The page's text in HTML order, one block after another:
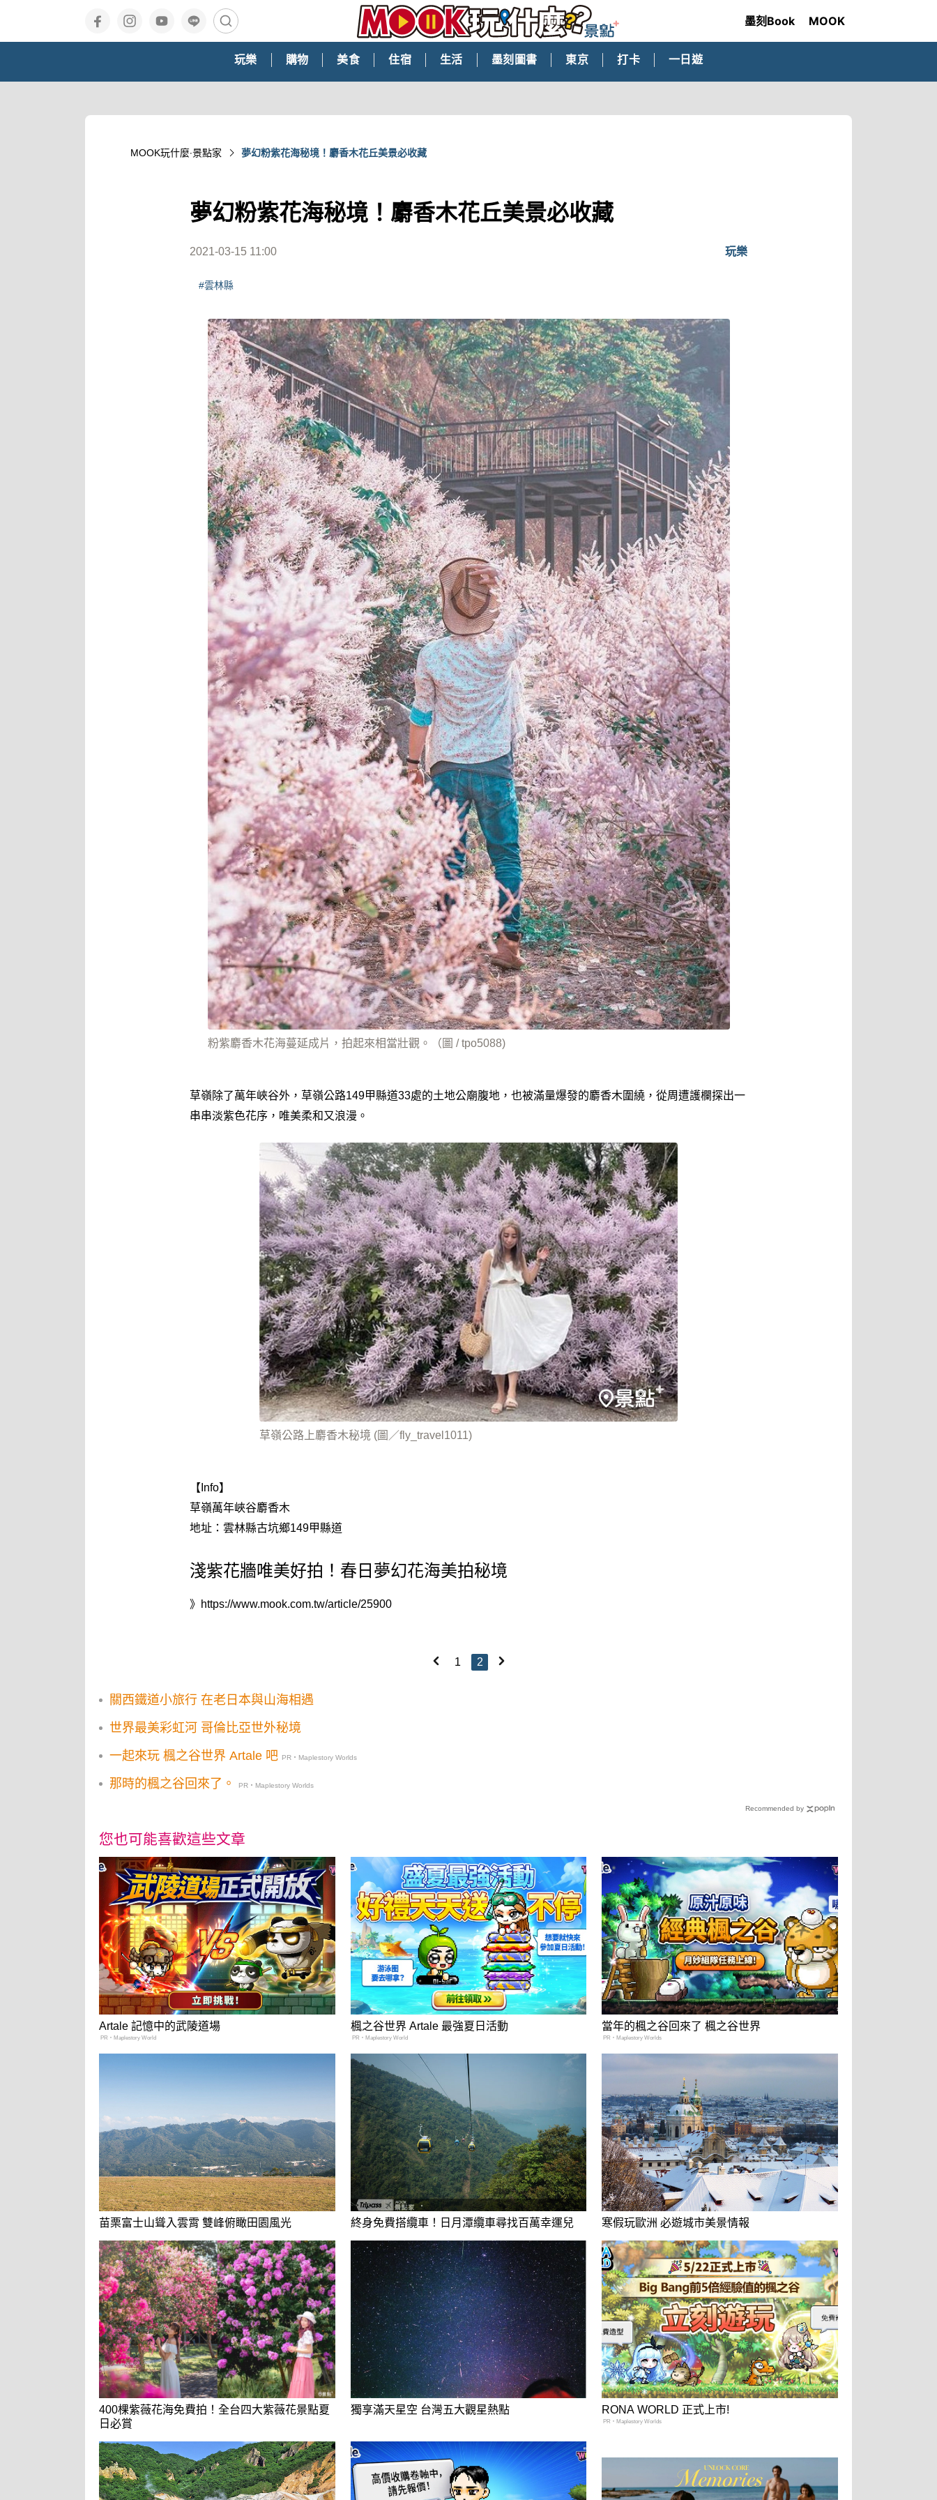
墨刻Book MOOK
玩樂 購物 美食 住宿 生活 墨刻圖書 東京 打卡 一日遊
MOOK玩什麼‧景點家 夢幻粉紫花海秘境！麝香木花丘美景必收藏
夢幻粉紫花海秘境！麝香木花丘美景必收藏
2021-03-15 11:00 玩樂
#雲林縣
粉紫麝香木花海蔓延成片，拍起來相當壯觀。（圖 / tpo5088)
草嶺除了萬年峽谷外，草嶺公路149甲縣道33處的土地公廟腹地，也被滿量爆發的麝香木圍繞，從周遭護欄探出一
串串淡紫色花序，唯美柔和又浪漫。
草嶺公路上麝香木秘境 (圖／fly_travel1011)
【Info】
草嶺萬年峽谷麝香木
地址：雲林縣古坑鄉149甲縣道
淺紫花牆唯美好拍！春日夢幻花海美拍秘境
》 https://www.mook.com.tw/article/25900
1 2
關西鐵道小旅行 在老日本與山海相遇
世界最美彩虹河 哥倫比亞世外秘境
一起來玩 楓之谷世界 Artale 吧 PR・Maplestory Worlds
那時的楓之谷回來了。 PR・Maplestory Worlds
Recommended by
您也可能喜歡這些文章
Artale 記憶中的武陵道場
PR・Maplestory World
楓之谷世界 Artale 最強夏日活動
PR・Maplestory World
當年的楓之谷回來了 楓之谷世界
PR・Maplestory Worlds
苗栗富士山聳入雲霄 雙峰俯瞰田園風光 終身免費搭纜車！日月潭纜車尋找百萬幸運兒 寒假玩歐洲 必遊城市美景情報
400棵紫薇花海免費拍！全台四大紫薇花景點夏
日必賞
獨享滿天星空 台灣五大觀星熱點 RONA WORLD 正式上市!
PR・Maplestory Worlds